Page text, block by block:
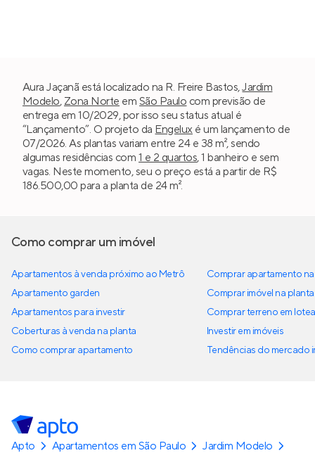
Aura Jaçanã está localizado na R. Freire Bastos,Jardim
Modelo, Zona Norte em São Paulo com previsão de
entrega em 10/2029, por isso seu status atual é
“Lançamento”. O projeto da Engeluxé um lançamento de
07/2026. As plantas variam entre 24 e 38 m², sendo
algumas residências com 1 e 2 quartos, 1 banheiro e sem
vagas. Neste momento, seu o preço está a partir de R$
186.500,00 para a planta de 24 m².
Como comprar um imóvel
Apartamentos à venda próximo ao Metrô
Apartamento garden
Apartamentos para investir
Coberturas à venda na planta
Como comprar apartamento
Comprar apartamento
Comprar imóvel na planta
Comprar terreno em
Investir em imóveis
Tendências do mercado
Apto Apartamentos em São Paulo
Jardim Modelo